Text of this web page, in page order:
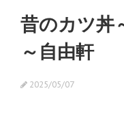
昔のカツ丼
～自由軒
2025/05/07